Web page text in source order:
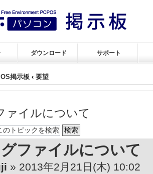
ダウンロード サポート
掲示板 ‹ 要望
ァイルについて
ファイルについて
» 2013年2月21日(木) 10:02